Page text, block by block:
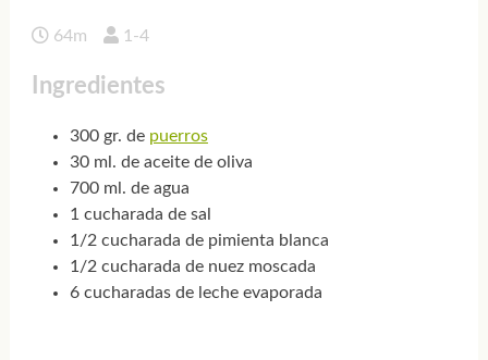
64m 1-4
Ingredientes
300 gr. de puerros
30 ml. de aceite de oliva
700 ml. de agua
1 cucharada de sal
1/2 cucharada de pimienta blanca
1/2 cucharada de nuez moscada
6 cucharadas de leche evaporada